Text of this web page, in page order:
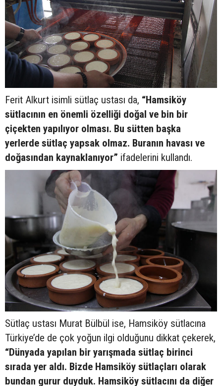
Ferit Alkurt isimli sütlaç ustası da, “Hamsiköy
sütlacının en önemli özelliği doğal ve bin bir
çiçekten yapılıyor olması. Bu sütten başka
yerlerde sütlaç yapsak olmaz. Buranın havası ve
doğasından kaynaklanıyor” ifadelerini kullandı.
Sütlaç ustası Murat Bülbül ise, Hamsiköy sütlacına
Türkiye’de de çok yoğun ilgi olduğunu dikkat çekerek,
“Dünyada yapılan bir yarışmada sütlaç birinci
sırada yer aldı. Bizde Hamsiköy sütlaçları olarak
bundan gurur duyduk. Hamsiköy sütlacını da diğer